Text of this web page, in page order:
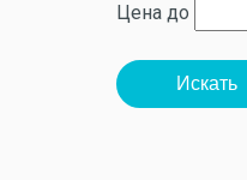
Цена до
Искать